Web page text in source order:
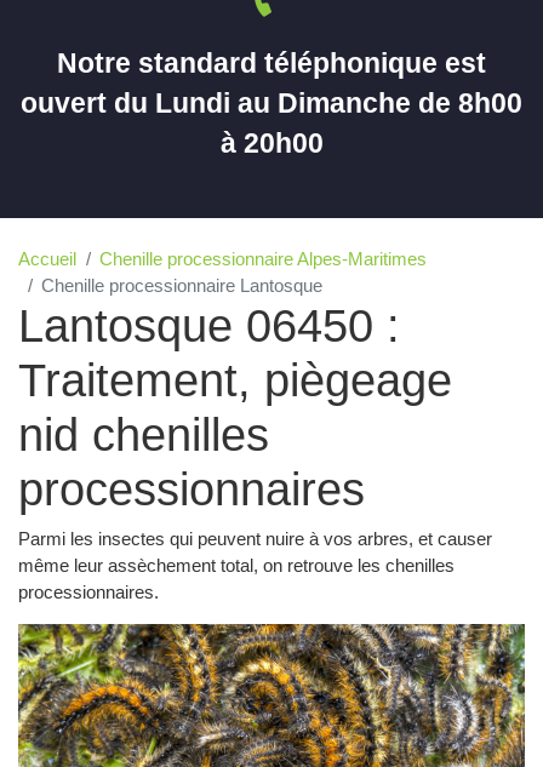
Notre standard téléphonique est
ouvert du Lundi au Dimanche de 8h00
à 20h00
Accueil
Chenille processionnaire Alpes-Maritimes
Chenille processionnaire Lantosque
Lantosque 06450 :
Traitement, piègeage
nid chenilles
processionnaires
Parmi les insectes qui peuvent nuire à vos arbres, et causer
même leur assèchement total, on retrouve les chenilles
processionnaires.